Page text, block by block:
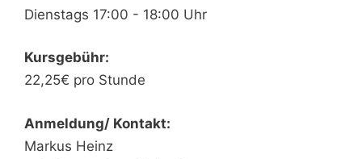
Dienstags 17:00 - 18:00 Uhr
Kursgebühr:
22,25€ pro Stunde
Anmeldung/ Kontakt:
Markus Heinz